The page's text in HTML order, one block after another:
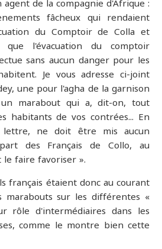
agent de la compagnie d'Afrique :
fâcheux qui rendaient
du Comptoir de Colla et
l'évacuation du comptoir
sans aucun danger pour les
Je vous adresse ci-joint
une pour l'agha de la garnison
marabout qui a, dit-on, tout
habitants de vos contrées... En
ne doit être mis aucun
des Français de Collo, au
faire favoriser ».
français étaient donc au courant
marabouts sur les différentes «
rôle d'intermédiaires dans les
comme le montre bien cette